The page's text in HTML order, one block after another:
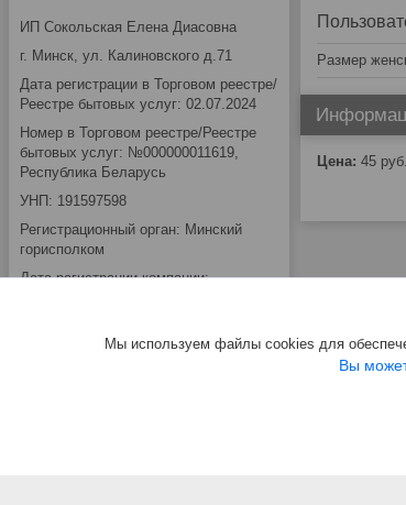
Размер
Цена: 45 руб.
ИП Сокольская Елена Диасовна
г. Минск, ул. Калиновского д.71
Дата регистрации в Торговом реестре/
Реестре бытовых услуг: 02.07.2024
Номер в Торговом реестре/Реестре
бытовых услуг: №000000011619,
Республика Беларусь
УНП: 191597598
Регистрационный орган: Минский
горисполком
Дата регистрации компании:
Местонахождение книги замечаний и
Мы используем файлы cookies для
Вы